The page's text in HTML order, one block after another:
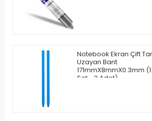
Notebook Ekran Çift
Uzayan Bant
171mmX8mmX0.3mm (1
Set - 2 Adet)